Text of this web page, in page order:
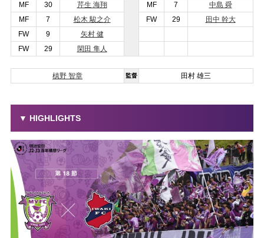
MF
30 芹生 海翔 MF 7
中島 舜
MF
7 松木 駿之介 FW 29
田中 幹大
FW
9
矢村 健
FW
29 閑田 隼人
槙野 智章 監督 田村 雄三
▼ HIGHLIGHTS